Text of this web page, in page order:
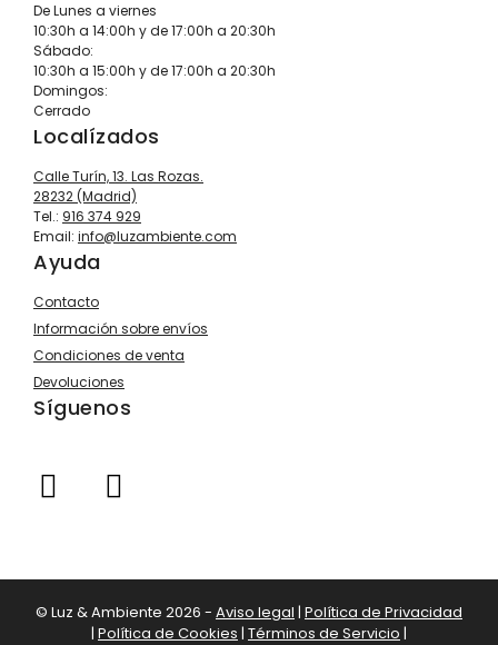
De Lunes a viernes
10:30h a 14:00h y de 17:00h a 20:30h
Sábado:
10:30h a 15:00h y de 17:00h a 20:30h
Domingos:
Cerrado
Localízados
Calle Turín, 13. Las Rozas.
28232 (Madrid)
Tel.: 916 374 929
Email: info@luzambiente.com
Ayuda
Contacto
Información sobre envíos
Condiciones de venta
Devoluciones
Síguenos
© Luz & Ambiente 2026 - Aviso legal | Política de Privacidad
| Política de Cookies | Términos de Servicio |